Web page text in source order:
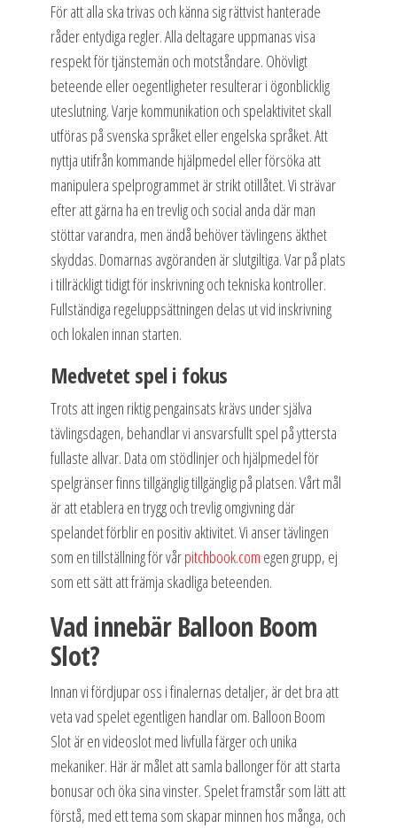
För att alla ska trivas och känna sig rättvist hanterade
råder entydiga regler. Alla deltagare uppmanas visa
respekt för tjänstemän och motståndare. Ohövligt
beteende eller oegentligheter resulterar i ögonblicklig
uteslutning. Varje kommunikation och spelaktivitet skall
utföras på svenska språket eller engelska språket. Att
nyttja utifrån kommande hjälpmedel eller försöka att
manipulera spelprogrammet är strikt otillåtet. Vi strävar
efter att gärna ha en trevlig och social anda där man
stöttar varandra, men ändå behöver tävlingens äkthet
skyddas. Domarnas avgöranden är slutgiltiga. Var på plats
i tillräckligt tidigt för inskrivning och tekniska kontroller.
Fullständiga regeluppsättningen delas ut vid inskrivning
och lokalen innan starten.
Medvetet spel i fokus
Trots att ingen riktig pengainsats krävs under själva
tävlingsdagen, behandlar vi ansvarsfullt spel på yttersta
fullaste allvar. Data om stödlinjer och hjälpmedel för
spelgränser finns tillgänglig tillgänglig på platsen. Vårt mål
är att etablera en trygg och trevlig omgivning där
spelandet förblir en positiv aktivitet. Vi anser tävlingen
som en tillställning för vårpitchbook.com egen grupp, ej
som ett sätt att främja skadliga beteenden.
Vad innebär Balloon Boom
Slot?
Innan vi fördjupar oss i finalernas detaljer, är det bra att
veta vad spelet egentligen handlar om. Balloon Boom
Slot är en videoslot med livfulla färger och unika
mekaniker. Här är målet att samla ballonger för att starta
bonusar och öka sina vinster. Spelet framstår som lätt att
förstå, med ett tema som skapar minnen hos många, och